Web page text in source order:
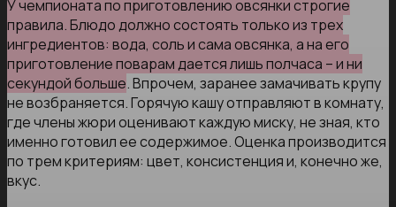
У чемпионата по приготовлению овсянки строгие
правила. Блюдо должно состоять только из трех
ингредиентов: вода, соль и сама овсянка, а на его
приготовление поварам дается лишь полчаса – и ни
секундой больше. Впрочем, заранее замачивать крупу
не возбраняется. Горячую кашу отправляют в комнату,
где члены жюри оценивают каждую миску, не зная, кто
именно готовил ее содержимое. Оценка производится
по трем критериям: цвет, консистенция и, конечно же,
вкус.